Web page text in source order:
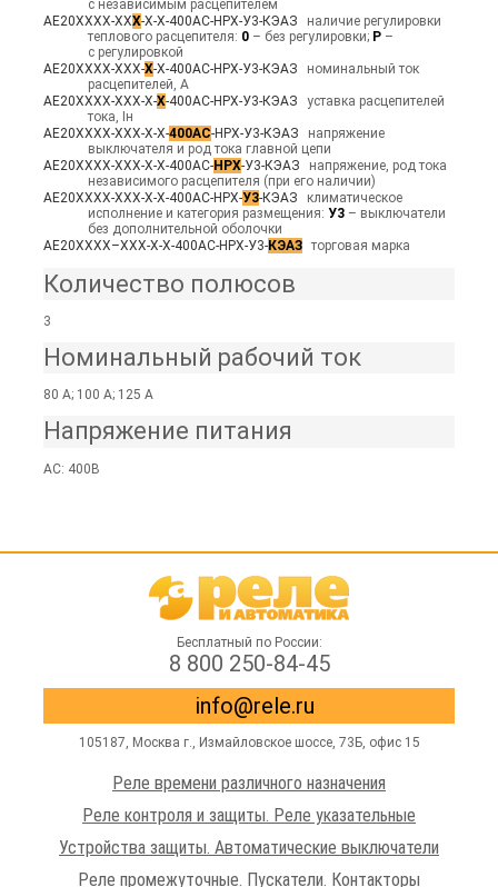
с независимым расцепителем
АЕ20ХХХХ-ХХХ-Х-Х-400АС-НРХ-У3-КЭАЗ
наличие регулировки
теплового расцепителя: 0 – без регулировки; Р –
с регулировкой
АЕ20ХХХХ-ХХХ-Х-Х-400АС-НРХ-У3-КЭАЗ
номинальный ток
расцепителей, А
АЕ20ХХХХ-ХХХ-Х-Х-400АС-НРХ-У3-КЭАЗ
уставка расцепителей
тока, Iн
АЕ20ХХХХ-ХХХ-Х-Х-400АС-НРХ-У3-КЭАЗ
напряжение
выключателя и род тока главной цепи
АЕ20ХХХХ-ХХХ-Х-Х-400АС-НРХ-У3-КЭАЗ
напряжение, род тока
независимого расцепителя (при его наличии)
АЕ20ХХХХ-ХХХ-Х-Х-400АС-НРХ-У3-КЭАЗ
климатическое
исполнение и категория размещения: У3 – выключатели
без дополнительной оболочки
АЕ20ХХХХ–ХХХ-Х-Х-400АС-НРХ-У3-КЭАЗ торговая марка
Количество полюсов
3
Номинальный рабочий ток
80 А; 100 А; 125 А
Напряжение питания
AC: 400В
Бесплатный по России:
8 800 250-84-45
info@rele.ru
105187, Москва г. Измайловское шоссе, 73Б, офис 15
Реле времени различного назначения
Реле контроля и защиты. Реле указательные
Устройства защиты. Автоматические выключатели
Реле промежуточные. Пускатели. Контакторы